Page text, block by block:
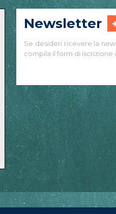
Newsletter
Se desideri ricevere la
compila il form di iscrizione